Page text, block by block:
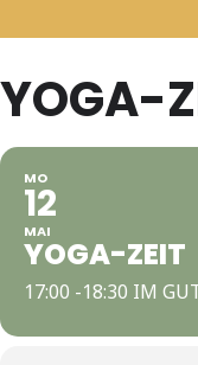
YOGA-
MO
12
MAI
YOGA-ZEIT
17:00 -18:30 IM